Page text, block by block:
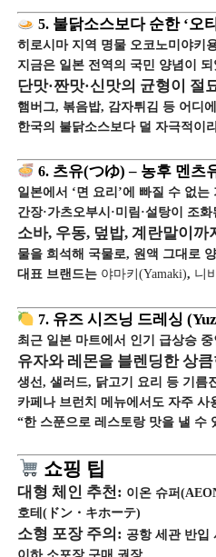
5. 불닭소스보다 순한 ‘오
히로시마 지역 명물 오코노미야키
지금은 일본 전역의 국민 양념이 되
단맛·짠맛·신맛의 균형이 절
햄버그, 볶음밥, 감자튀김 등 어디
한국의 불닭소스보다 덜 자극적이
6. 츠유(つゆ) – 농후 멘츠
일본에서 ‘면 요리’에 빠질 수 없는
간장·가츠오부시·미림·설탕이 조
소바, 우동, 덮밥, 계란말이
물을 희석해 국물로, 원액 그대로
대표 브랜드는 야마키(Yamaki), 니
7. 유즈 시즈닝 드레싱
최근 일본 마트에서 인기 급상승
유자와 레몬을 블렌딩한 상
생선, 샐러드, 닭고기 요리 등 기름
카페나 브런치 메뉴에서도 자주 사
“한 스푼으로 레스토랑 맛을 낼 수
쇼핑 팁
대형 체인 추천: 이온 슈퍼
호테(ドン・キホーテ)
소형 포장 주의: 공항 세관 반입